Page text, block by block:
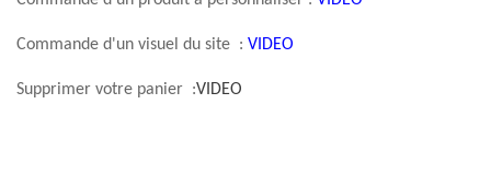
Commande d'un visuel du site : VIDEO
Supprimer votre panier :VIDEO